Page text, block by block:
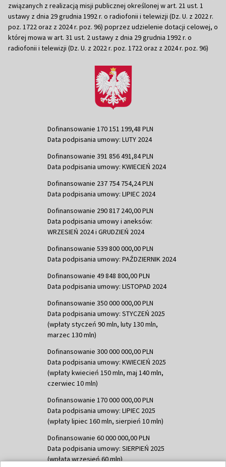
związanych z realizacją misji publicznej określonej w art. 21 ust. 1
ustawy z dnia 29 grudnia 1992 r. o radiofonii i telewizji (Dz. U. z 2022 r.
poz. 1722 oraz z 2024 r. poz. 96) poprzez udzielenie dotacji celowej, o
której mowa w art. 31 ust. 2 ustawy z dnia 29 grudnia 1992 r. o
radiofonii i telewizji (Dz. U. z 2022 r. poz. 1722 oraz z 2024 r. poz. 96)
Dofinansowanie 170 151 199,48 PLN
Data podpisania umowy: LUTY 2024
Dofinansowanie 391 856 491,84 PLN
Data podpisania umowy: KWIECIEŃ 2024
Dofinansowanie 237 754 754,24 PLN
Data podpisania umowy: LIPIEC 2024
Dofinansowanie 290 817 240,00 PLN
Data podpisania umowy i aneksów:
WRZESIEŃ 2024 i GRUDZIEŃ 2024
Dofinansowanie 539 800 000,00 PLN
Data podpisania umowy: PAŹDZIERNIK 2024
Dofinansowanie 49 848 800,00 PLN
Data podpisania umowy: LISTOPAD 2024
Dofinansowanie 350 000 000,00 PLN
Data podpisania umowy: STYCZEŃ 2025
(wpłaty styczeń 90 mln, luty 130 mln,
marzec 130 mln)
Dofinansowanie 300 000 000,00 PLN
Data podpisania umowy: KWIECIEŃ 2025
(wpłaty kwiecień 150 mln, maj 140 mln,
czerwiec 10 mln)
Dofinansowanie 170 000 000,00 PLN
Data podpisania umowy: LIPIEC 2025
(wpłaty lipiec 160 mln, sierpień 10 mln)
Dofinansowanie 60 000 000,00 PLN
Data podpisania umowy: SIERPIEŃ 2025
(wpłata wrzesień 60 mln)